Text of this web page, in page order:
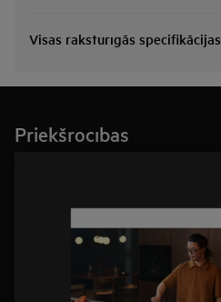
Visas raksturīgās specifikācijas
Priekšrocības